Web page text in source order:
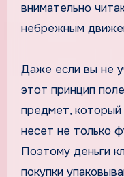
внимательно
небрежным
Даже если вы не
этот принцип
предмет, который
несет не только
Поэтому деньги
покупки